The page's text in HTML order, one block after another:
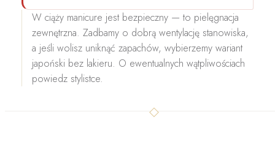
W ciąży manicure jest bezpieczny— to pielęgnacja
zewnętrzna. Zadbamy o dobrą wentylację stanowiska,
a jeśli wolisz uniknąć zapachów, wybierzemy wariant
japoński bez lakieru. O ewentualnych wątpliwościach
powiedz stylistce.